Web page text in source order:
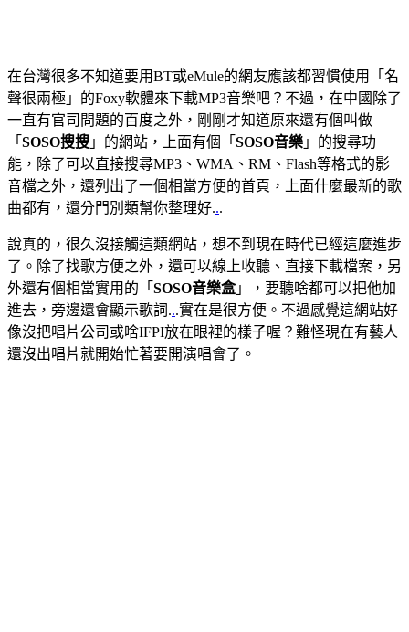
在台灣很多不知道要用BT或eMule的網友應該都習慣使用「名
聲很兩極」的Foxy軟體來下載MP3音樂吧？不過，在中國除了
一直有官司問題的百度之外，剛剛才知道原來還有個叫做
「 SOSO搜搜 」的網站，上面有個「 SOSO音樂 」的搜尋功
能，除了可以直接搜尋MP3、WMA、RM、Flash等格式的影
音檔之外，還列出了一個相當方便的首頁，上面什麼最新的歌
曲都有，還分門別類幫你整理好...
說真的，很久沒接觸這類網站，想不到現在時代已經這麼進步
了。除了找歌方便之外，還可以線上收聽、直接下載檔案，另
外還有個相當實用的「 SOSO音樂盒」，要聽啥都可以把他加
進去，旁邊還會顯示歌詞...實在是很方便。不過感覺這網站好
像沒把唱片公司或啥IFPI放在眼裡的樣子喔？難怪現在有藝人
還沒出唱片就開始忙著要開演唱會了。